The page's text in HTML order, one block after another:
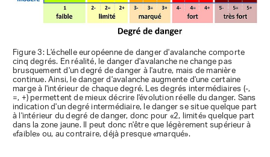
Figure 3: L'échelle européenne de danger d'avalanche comporte
cinq degrés. En réalité, le danger d'avalanche ne change pas
brusquement d'un degré de danger à l'autre, mais de manière
continue. Ainsi, le danger d'avalanche augmente d'une certaine
marge à l'intérieur de chaque degré. Les degrés intermédiaires (-,
=, +) permettent de mieux décrire l'évolution réelle du danger. Sans
indication d'un degré intermédiaire, le danger se situe quelque part
à l'intérieur du degré de danger, donc pour «2, limité» quelque part
dans la zone jaune. Il peut donc n'être que légèrement supérieur à
«faible» ou, au contraire, déjà presque «marqué».